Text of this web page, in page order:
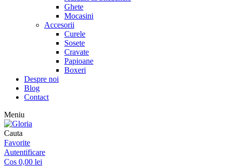
Ghete
Mocasini
Accesorii
Curele
Sosete
Cravate
Papioane
Boxeri
Despre noi
Blog
Contact
Meniu
Cauta
Favorite
Autentificare
Cos 0,00 lei